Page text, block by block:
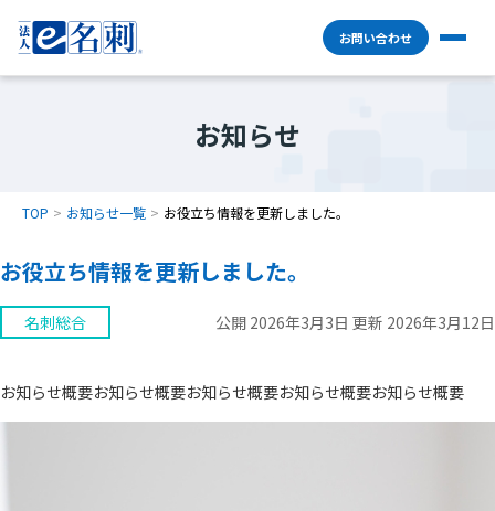
お問い合わせ
お知らせ
TOP お知らせ一覧 お役立ち情報を更新しました。
お役立ち情報を更新しました。
名刺総合 公開 2026年3月3日 更新 2026年3月12日
お知らせ概要お知らせ概要お知らせ概要お知らせ概要お知らせ概要